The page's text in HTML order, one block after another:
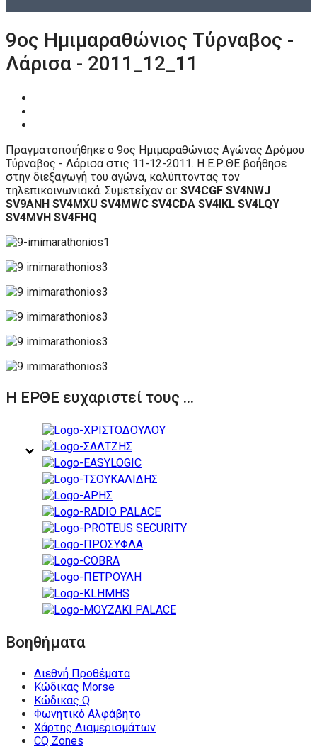
9ος Ημιμαραθώνιος Τύρναβος -
Λάρισα - 2011_12_11
Πραγματοποιήθηκε ο 9ος Ημιμαραθώνιος Αγώνας Δρόμου
Τύρναβος - Λάρισα στις 11-12-2011. Η Ε.Ρ.ΘΕ βοήθησε
στην διεξαγωγή του αγώνα, καλύπτοντας τον
τηλεπικοινωνιακά. Συμετείχαν οι: SV4CGF SV4NWJ
SV9ANH SV4MXU SV4MWC SV4CDA SV4IKL SV4LQY
SV4MVH SV4FHQ.
Η ΕΡΘΕ ευχαριστεί τους ...
Βοηθήματα
Διεθνή Προθέματα
Κώδικας Morse
Κώδικας Q
Φωνητικό Αλφάβητο
Χάρτης Διαμερισμάτων
CQ Zones